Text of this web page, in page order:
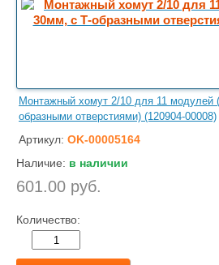
Монтажный хомут 2/10 для 11 модулей
образными отверстиями) (120904-00008)
Артикул: OK-00005164
Наличие: в наличии
601.00 руб.
Количество: